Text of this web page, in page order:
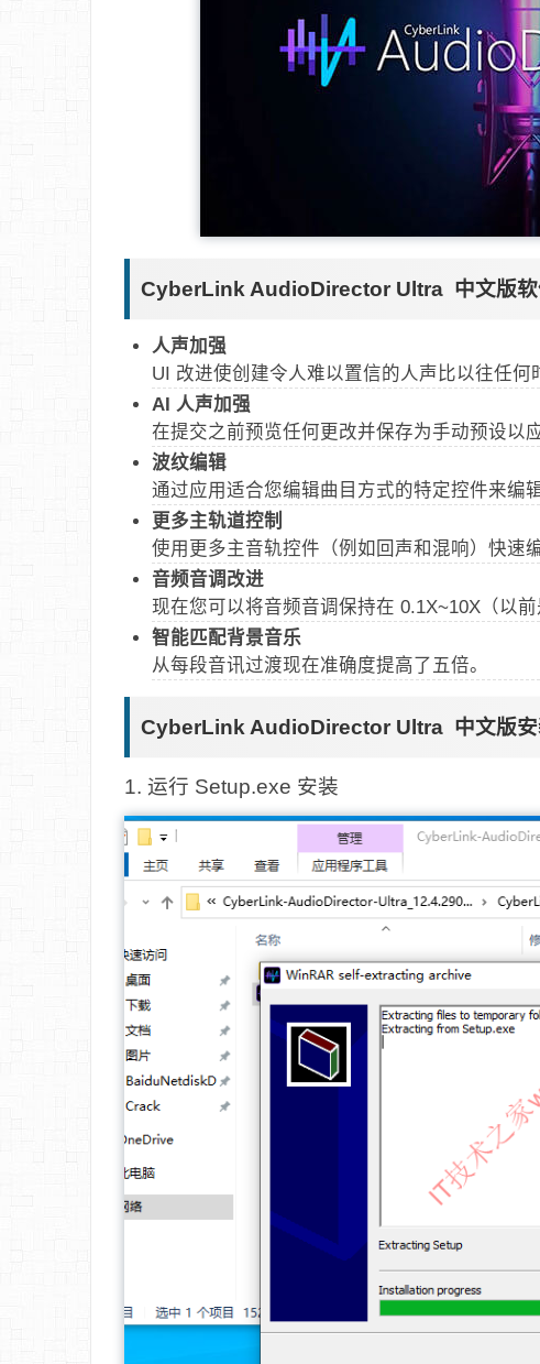
CyberLink AudioDirector Ultra 中文版软
人声加强
UI 改进使创建令人难以置信的人声比以往任何
AI 人声加强
在提交之前预览任何更改并保存为手动预设以
波纹编辑
通过应用适合您编辑曲目方式的特定控件来编
更多主轨道控制
使用更多主音轨控件（例如回声和混响）快速
音频音调改进
现在您可以将音频音调保持在 0.1X~10X（以前
智能匹配背景音乐
从每段音讯过渡现在准确度提高了五倍。
CyberLink AudioDirector Ultra 中文版安
1. 运行 Setup.exe 安装